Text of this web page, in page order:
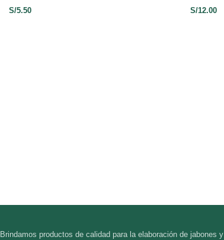
S/5.50 S/12.00
Brindamos productos de calidad para la elaboración de jabones y